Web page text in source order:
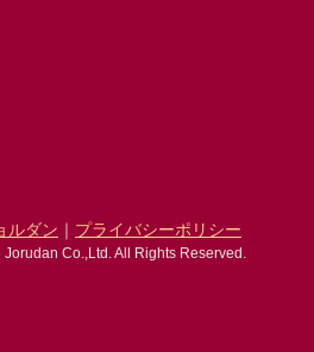
ルダン ｜ プライバシーポリシー
Co.,Ltd. All Rights Reserved.